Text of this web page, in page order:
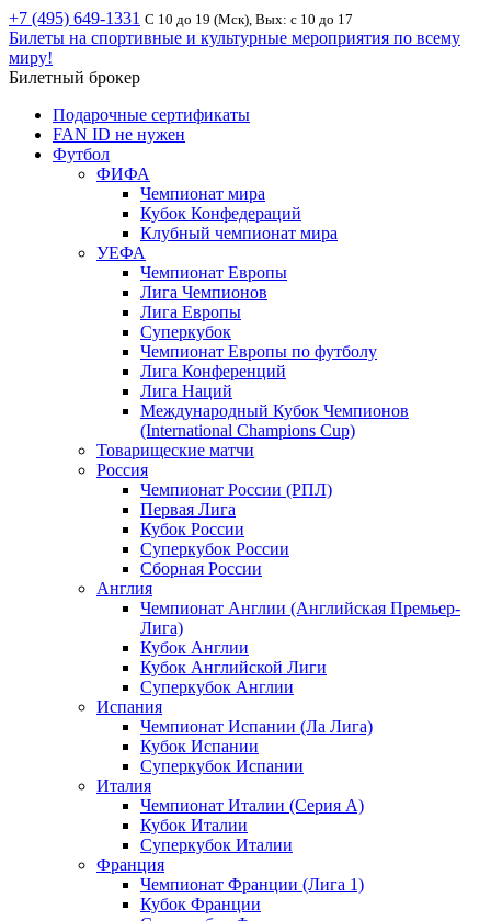
+7 (495) 649-1331 С 10 до 19 (Мск), Вых: с 10 до 17
Билеты на спортивные и культурные мероприятия по всему
миру!
Билетный брокер
Подарочные сертификаты
FAN ID не нужен
Футбол
ФИФА
Чемпионат мира
Кубок Конфедераций
Клубный чемпионат мира
УЕФА
Чемпионат Европы
Лига Чемпионов
Лига Европы
Суперкубок
Чемпионат Европы по футболу
Лига Конференций
Лига Наций
Международный Кубок Чемпионов
(International Champions Cup)
Товарищеские матчи
Россия
Чемпионат России (РПЛ)
Первая Лига
Кубок России
Суперкубок России
Сборная России
Англия
Чемпионат Англии (Английская Премьер-
Лига)
Кубок Англии
Кубок Английской Лиги
Суперкубок Англии
Испания
Чемпионат Испании (Ла Лига)
Кубок Испании
Суперкубок Испании
Италия
Чемпионат Италии (Серия А)
Кубок Италии
Суперкубок Италии
Франция
Чемпионат Франции (Лига 1)
Кубок Франции